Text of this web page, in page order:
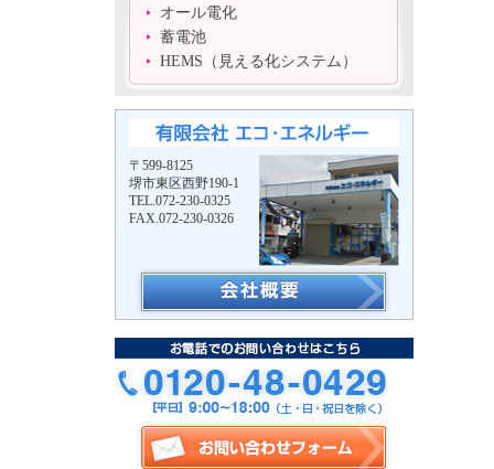
オール電化
蓄電池
HEMS（見える化システム）
〒599-8125
堺市東区西野190-1
TEL.072-230-0325
FAX.072-230-0326